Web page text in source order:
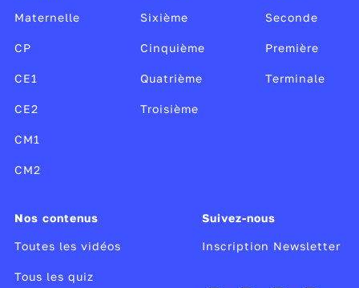
Maternelle
CP
CE1
CE2
CM1
CM2
Sixième
Cinquième
Quatrième
Troisième
Seconde
Première
Terminale
Nos contenus
Toutes les vidéos
Tous les quiz
Suivez-nous
Inscription Newsletter